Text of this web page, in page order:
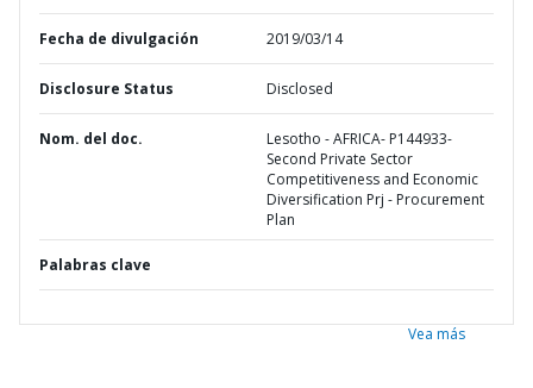
Fecha de divulgación 2019/03/14
Disclosure Status Disclosed
Nom. del doc.
Lesotho - AFRICA- P144933-
Second Private Sector
Competitiveness and Economic
Diversification Prj - Procurement
Plan
Palabras clave
Vea más